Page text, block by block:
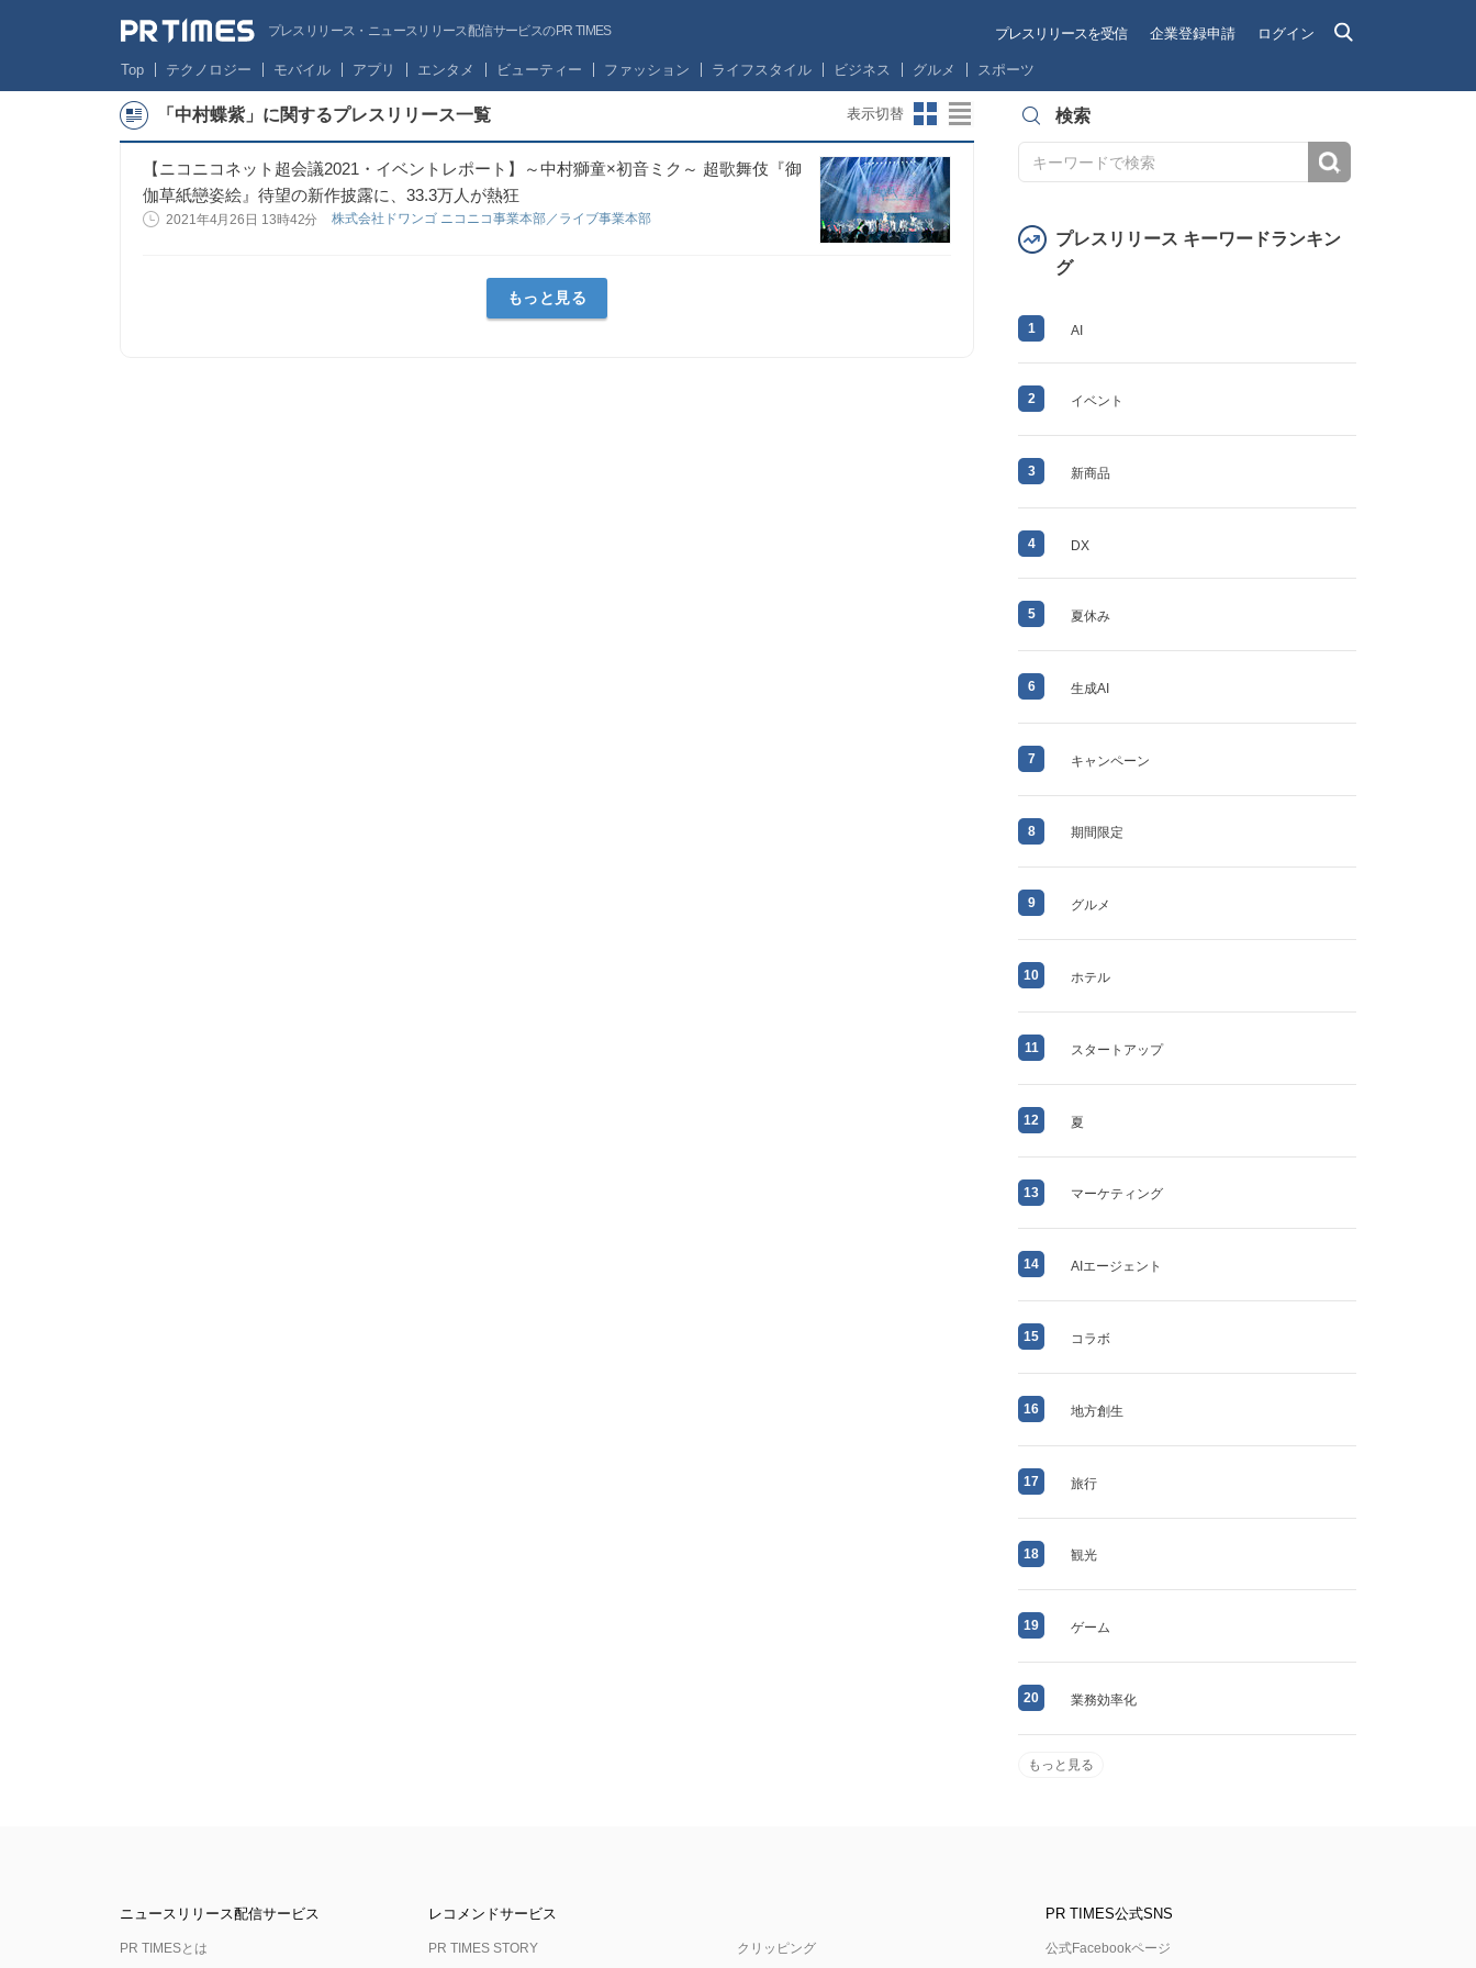
プレスリリース・ニュースリリース配信サービスのPR TIMES プレスリリースを受信 企業登録申請 ログイン
Top テクノロジー モバイル アプリ エンタメ ビューティー ファッション ライフスタイル ビジネス グルメ スポーツ
「中村蝶紫」に関するプレスリリース一覧 表示切替
【ニコニコネット超会議2021・イベントレポート】～中村獅童×初音ミク～ 超歌舞伎『御
伽草紙戀姿絵』待望の新作披露に、33.3万人が熱狂
2021年4月26日 13時42分 株式会社ドワンゴ ニコニコ事業本部／ライブ事業本部
もっと見る
検索
プレスリリース キーワードランキン
グ
1 AI
2 イベント
3 新商品
4 DX
5 夏休み
6 生成AI
7 キャンペーン
8 期間限定
9 グルメ
10 ホテル
11 スタートアップ
12 夏
13 マーケティング
14 AIエージェント
15 コラボ
16 地方創生
17 旅行
18 観光
19 ゲーム
20 業務効率化
もっと見る
ニュースリリース配信サービス
PR TIMESとは
レコメンドサービス
PR TIMES STORY クリッピング
PR TIMES公式SNS
公式Facebookページ